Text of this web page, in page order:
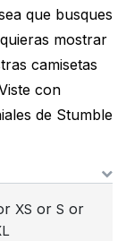
que busques
mostrar
camisetas
con
de Stumble
XS or S or